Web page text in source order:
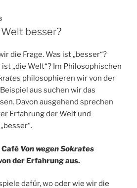
besser?
die Frage. Was ist „besser“?
ist „die Welt“? Im Philosophischen
philosophieren wir von der
aus suchen wir das
Davon ausgehend sprechen
Erfahrung der Welt und
Café Von wegen Sokrates
der Erfahrung aus.
dafür, wo oder wie wir die